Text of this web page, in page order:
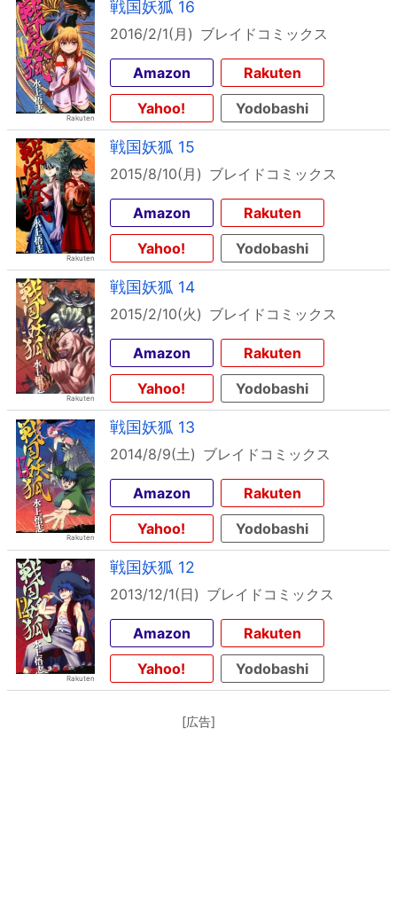
戦国妖狐 16
2016/2/1(月) ブレイドコミックス
Amazon
Rakuten
Yahoo!
Yodobashi
戦国妖狐 15
2015/8/10(月) ブレイドコミックス
Amazon
Rakuten
Yahoo!
Yodobashi
戦国妖狐 14
2015/2/10(火) ブレイドコミックス
Amazon
Rakuten
Yahoo!
Yodobashi
戦国妖狐 13
2014/8/9(土) ブレイドコミックス
Amazon
Rakuten
Yahoo!
Yodobashi
戦国妖狐 12
2013/12/1(日) ブレイドコミックス
Amazon
Rakuten
Yahoo!
Yodobashi
[広告]